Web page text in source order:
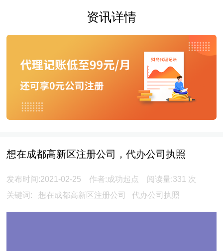
资讯详情
想在成都高新区注册公司，代办公司执照
发布时间:2021-02-25 作者:成功起点 阅读量:331 次
关键词:
想在成都高新区注册公司 代办公司执照